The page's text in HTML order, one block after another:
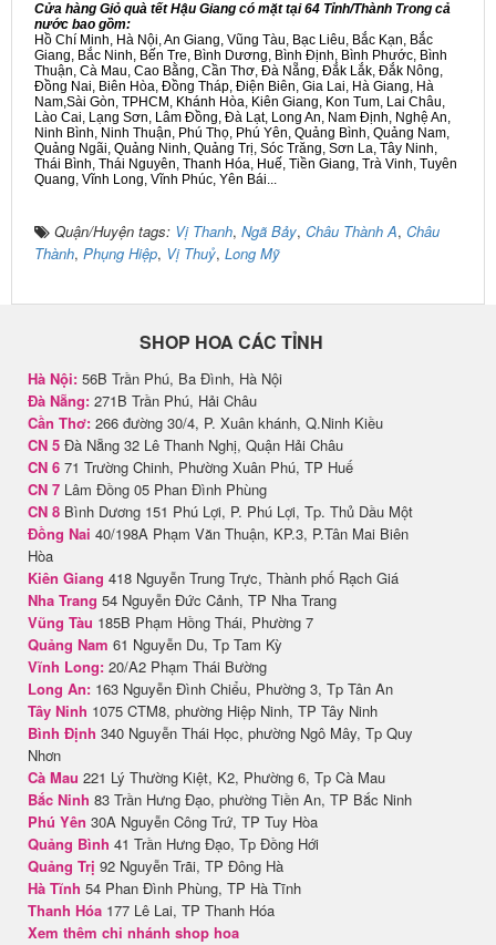
Cửa hàng Giỏ quà tết Hậu Giang có mặt tại 64 Tỉnh/Thành Trong cả
nước bao gồm:
Hồ Chí Minh, Hà Nội, An Giang, Vũng Tàu, Bạc Liêu, Bắc Kạn, Bắc
Giang, Bắc Ninh, Bến Tre, Bình Dương, Bình Định, Bình Phước, Bình
Thuận, Cà Mau, Cao Bằng, Cần Thơ, Đà Nẵng, Đắk Lắk, Đắk Nông,
Đồng Nai, Biên Hòa, Đồng Tháp, Điện Biên, Gia Lai, Hà Giang, Hà
Nam,Sài Gòn, TPHCM, Khánh Hòa, Kiên Giang, Kon Tum, Lai Châu,
Lào Cai, Lạng Sơn, Lâm Đồng, Đà Lạt, Long An, Nam Định, Nghệ An,
Ninh Bình, Ninh Thuận, Phú Thọ, Phú Yên, Quảng Bình, Quảng Nam,
Quảng Ngãi, Quảng Ninh, Quảng Trị, Sóc Trăng, Sơn La, Tây Ninh,
Thái Bình, Thái Nguyên, Thanh Hóa, Huế, Tiền Giang, Trà Vinh, Tuyên
Quang, Vĩnh Long, Vĩnh Phúc, Yên Bái...
Quận/Huyện tags: Vị Thanh, Ngã Bảy, Châu Thành A, Châu
Thành, Phụng Hiệp, Vị Thuỷ, Long Mỹ
SHOP HOA CÁC TỈNH
Hà Nội: 56B Trần Phú, Ba Đình, Hà Nội
Đà Nẵng: 271B Trần Phú, Hải Châu
Cần Thơ: 266 đường 30/4, P. Xuân khánh, Q.Ninh Kiều
CN 5 Đà Nẵng 32 Lê Thanh Nghị, Quận Hải Châu
CN 6 71 Trường Chinh, Phường Xuân Phú, TP Huế
CN 7 Lâm Đồng 05 Phan Đình Phùng
CN 8 Bình Dương 151 Phú Lợi, P. Phú Lợi, Tp. Thủ Dầu Một
Đồng Nai 40/198A Phạm Văn Thuận, KP.3, P.Tân Mai Biên
Hòa
Kiên Giang 418 Nguyễn Trung Trực, Thành phố Rạch Giá
Nha Trang 54 Nguyễn Đức Cảnh, TP Nha Trang
Vũng Tàu 185B Phạm Hồng Thái, Phường 7
Quảng Nam 61 Nguyễn Du, Tp Tam Kỳ
Vĩnh Long: 20/A2 Phạm Thái Bường
Long An: 163 Nguyễn Đình Chiểu, Phường 3, Tp Tân An
Tây Ninh 1075 CTM8, phường Hiệp Ninh, TP Tây Ninh
Bình Định 340 Nguyễn Thái Học, phường Ngô Mây, Tp Quy
Nhơn
Cà Mau 221 Lý Thường Kiệt, K2, Phường 6, Tp Cà Mau
Bắc Ninh 83 Trần Hưng Đạo, phường Tiền An, TP Bắc Ninh
Phú Yên 30A Nguyễn Công Trứ, TP Tuy Hòa
Quảng Bình 41 Trần Hưng Đạo, Tp Đồng Hới
Quảng Trị 92 Nguyễn Trãi, TP Đông Hà
Hà Tĩnh 54 Phan Đình Phùng, TP Hà Tĩnh
Thanh Hóa 177 Lê Lai, TP Thanh Hóa
Xem thêm chi nhánh shop hoa